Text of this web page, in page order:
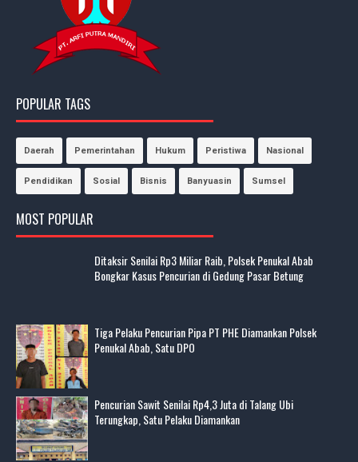
POPULAR TAGS
Daerah Pemerintahan Hukum Peristiwa Nasional
Pendidikan Sosial Bisnis Banyuasin Sumsel
MOST POPULAR
Ditaksir Senilai Rp3 Miliar Raib, Polsek Penukal Abab
Bongkar Kasus Pencurian di Gedung Pasar Betung
Tiga Pelaku Pencurian Pipa PT PHE Diamankan Polsek
Penukal Abab, Satu DPO
Pencurian Sawit Senilai Rp4,3 Juta di Talang Ubi
Terungkap, Satu Pelaku Diamankan